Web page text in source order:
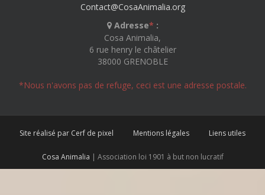
Contact@CosaAnimalia.org
Adresse* :
Cosa Animalia,
6 rue henry le châtelier
38000 GRENOBLE
*Nous n'avons pas de refuge, ceci est une adresse postale.
Site réalisé par Cerf de pixel Mentions légales Liens utiles
Cosa Animalia | Association loi 1901 à but non lucratif